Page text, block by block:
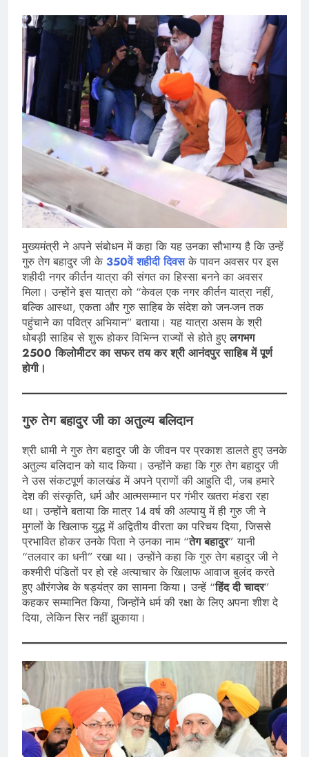
मुख्यमंत्री ने अपने संबोधन में कहा कि यह उनका सौभाग्य है कि उन्हें
गुरु तेग बहादुर जी के 350वें शहीदी दिवसके पावन अवसर पर इस
शहीदी नगर कीर्तन यात्रा की संगत का हिस्सा बनने का अवसर
मिला। उन्होंने इस यात्रा को “केवल एक नगर कीर्तन यात्रा नहीं,
बल्कि आस्था, एकता और गुरु साहिब के संदेश को जन-जन तक
पहुंचाने का पवित्र अभियान” बताया। यह यात्रा असम के श्री
धोबड़ी साहिब से शुरू होकर विभिन्न राज्यों से होते हुएलगभग
2500 किलोमीटर का सफर तय कर श्री आनंदपुर साहिब में पूर्ण
होगी।
गुरु तेग बहादुर जी का अतुल्य बलिदान
श्री धामी ने गुरु तेग बहादुर जी के जीवन पर प्रकाश डालते हुए उनके
अतुल्य बलिदान को याद किया। उन्होंने कहा कि गुरु तेग बहादुर जी
ने उस संकटपूर्ण कालखंड में अपने प्राणों की आहुति दी, जब हमारे
देश की संस्कृति, धर्म और आत्मसम्मान पर गंभीर खतरा मंडरा रहा
था। उन्होंने बताया कि मात्र 14 वर्ष की अल्पायु में ही गुरु जी ने
मुगलों के खिलाफ युद्ध में अद्वितीय वीरता का परिचय दिया, जिससे
प्रभावित होकर उनके पिता ने उनका नाम “तेग बहादुर” यानी
“तलवार का धनी” रखा था। उन्होंने कहा कि गुरु तेग बहादुर जी ने
कश्मीरी पंडितों पर हो रहे अत्याचार के खिलाफ आवाज बुलंद करते
हुए औरंगजेब के षड्यंत्र का सामना किया। उन्हें “हिंद दी चादर”
कहकर सम्मानित किया, जिन्होंने धर्म की रक्षा के लिए अपना शीश दे
दिया, लेकिन सिर नहीं झुकाया।